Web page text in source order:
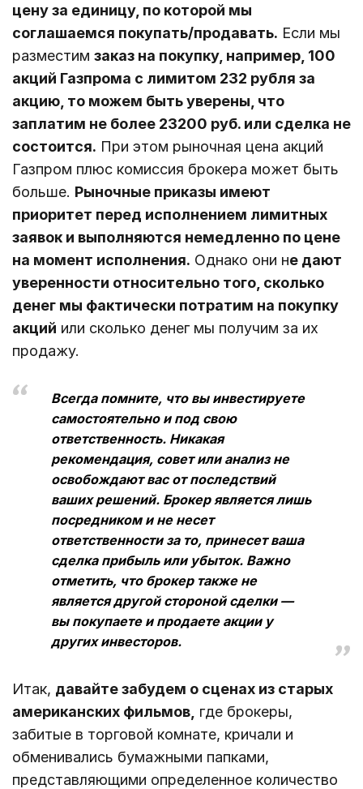
цену за единицу, по которой мы
соглашаемся покупать/продавать. Если мы
разместим заказ на покупку, например, 100
акций Газпрома с лимитом 232 рубля за
акцию, то можем быть уверены, что
заплатим не более 23200 руб. или сделка не
состоится. При этом рыночная цена акций
Газпром плюс комиссия брокера может быть
больше. Рыночные приказы имеют
приоритет перед исполнением лимитных
заявок и выполняются немедленно по цене
на момент исполнения. Однако они не дают
уверенности относительно того, сколько
денег мы фактически потратим на покупку
акций или сколько денег мы получим за их
продажу.
Всегда помните, что вы инвестируете
самостоятельно и под свою
ответственность. Никакая
рекомендация, совет или анализ не
освобождают вас от последствий
ваших решений. Брокер является лишь
посредником и не несет
ответственности за то, принесет ваша
сделка прибыль или убыток. Важно
отметить, что брокер также не
является другой стороной сделки —
вы покупаете и продаете акции у
других инвесторов.
Итак, давайте забудем о сценах из старых
американских фильмов, где брокеры,
забитые в торговой комнате, кричали и
обменивались бумажными папками,
представляющими определенное количество